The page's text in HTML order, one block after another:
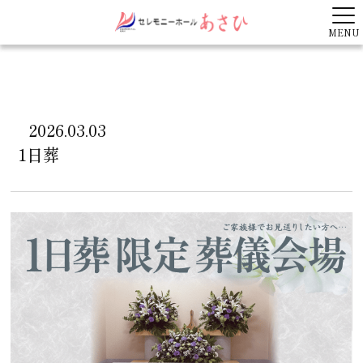
MENU
2026.03.03
1日葬